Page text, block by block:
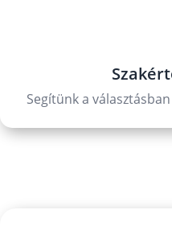
Segítünk a